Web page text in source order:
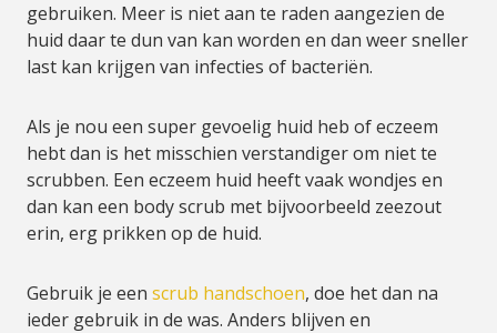
gebruiken. Meer is niet aan te raden aangezien de
huid daar te dun van kan worden en dan weer sneller
last kan krijgen van infecties of bacteriën.
Als je nou een super gevoelig huid heb of eczeem
hebt dan is het misschien verstandiger om niet te
scrubben. Een eczeem huid heeft vaak wondjes en
dan kan een body scrub met bijvoorbeeld zeezout
erin, erg prikken op de huid.
Gebruik je een scrub handschoen, doe het dan na
ieder gebruik in de was. Anders blijven en